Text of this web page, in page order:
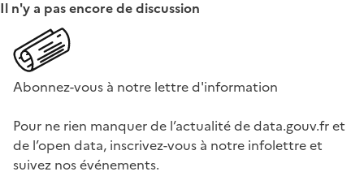
Il n'y a pas encore de discussion
Abonnez-vous à notre lettre d'information
Pour ne rien manquer de l’actualité de data.gouv.fr et
de l’open data, inscrivez-vous à notre infolettre et
suivez nos événements.